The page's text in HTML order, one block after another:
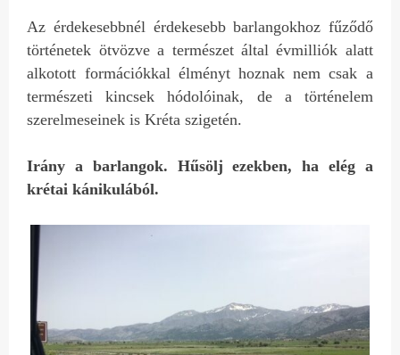
Az érdekesebbnél érdekesebb barlangokhoz fűződő
történetek ötvözve a természet által évmilliók alatt
alkotott formációkkal élményt hoznak nem csak a
természeti kincsek hódolóinak, de a történelem
szerelmeseinek is Kréta szigetén.
Irány a barlangok. Hűsölj ezekben, ha elég a
krétai kánikulából.